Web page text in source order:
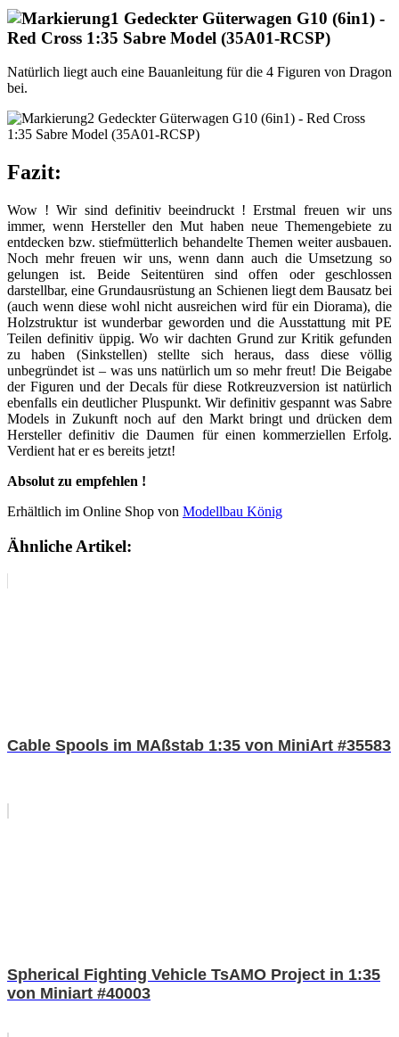
Natürlich liegt auch eine Bauanleitung für die 4 Figuren von Dragon
bei.
Fazit:
Wow ! Wir sind definitiv beeindruckt ! Erstmal freuen wir uns
immer, wenn Hersteller den Mut haben neue Themengebiete zu
entdecken bzw. stiefmütterlich behandelte Themen weiter ausbauen.
Noch mehr freuen wir uns, wenn dann auch die Umsetzung so
gelungen ist. Beide Seitentüren sind offen oder geschlossen
darstellbar, eine Grundausrüstung an Schienen liegt dem Bausatz bei
(auch wenn diese wohl nicht ausreichen wird für ein Diorama), die
Holzstruktur ist wunderbar geworden und die Ausstattung mit PE
Teilen definitiv üppig. Wo wir dachten Grund zur Kritik gefunden
zu haben (Sinkstellen) stellte sich heraus, dass diese völlig
unbegründet ist – was uns natürlich um so mehr freut! Die Beigabe
der Figuren und der Decals für diese Rotkreuzversion ist natürlich
ebenfalls ein deutlicher Pluspunkt. Wir definitiv gespannt was Sabre
Models in Zukunft noch auf den Markt bringt und drücken dem
Hersteller definitiv die Daumen für einen kommerziellen Erfolg.
Verdient hat er es bereits jetzt!
Absolut zu empfehlen !
Erhältlich im Online Shop von Modellbau König
Ähnliche Artikel:
Cable Spools im MAßstab 1:35 von MiniArt #35583
Spherical Fighting Vehicle TsAMO Project in 1:35
von Miniart #40003